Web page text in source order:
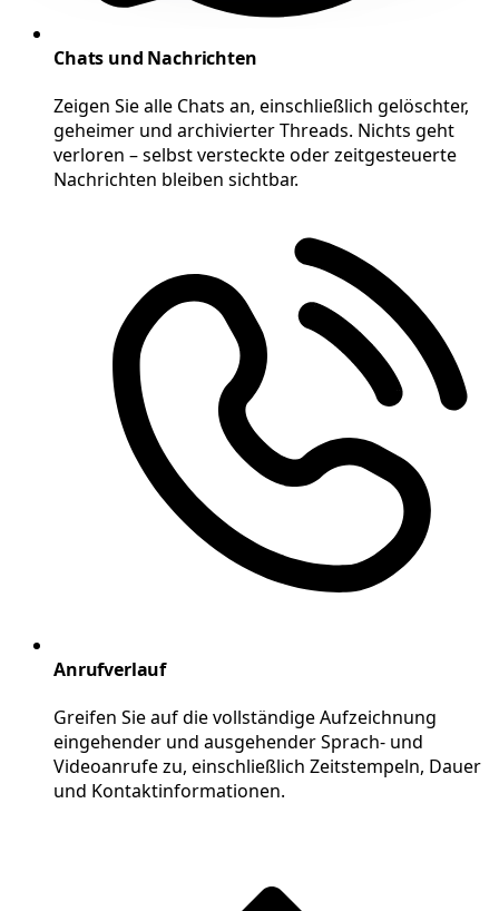
Chats und Nachrichten
Zeigen Sie alle Chats an, einschließlich gelöschter,
geheimer und archivierter Threads. Nichts geht
verloren – selbst versteckte oder zeitgesteuerte
Nachrichten bleiben sichtbar.
Anrufverlauf
Greifen Sie auf die vollständige Aufzeichnung
eingehender und ausgehender Sprach- und
Videoanrufe zu, einschließlich Zeitstempeln, Dauer
und Kontaktinformationen.